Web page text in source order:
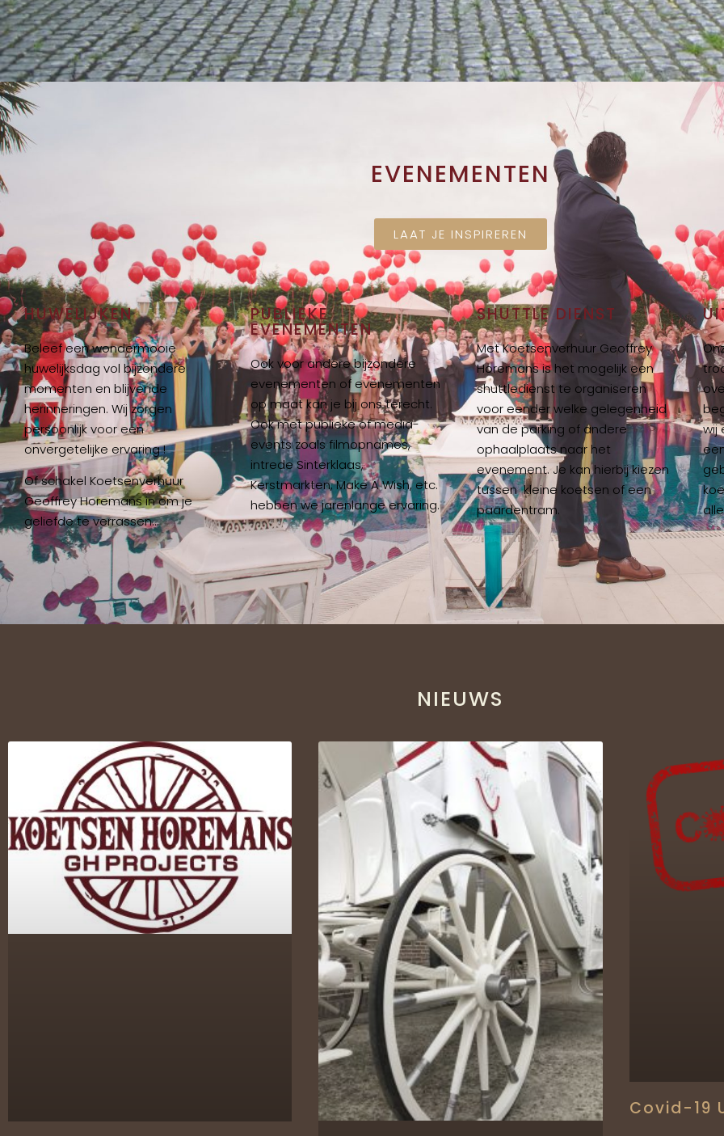
EVENEMENTEN
LAAT JE INSPIREREN
HUWELIJKEN
Beleef een wondermooie
huwelijksdag vol bijzondere
momenten en blijvende
herinneringen. Wij zorgen
persoonlijk voor een
onvergetelijke ervaring !
Of schakel Koetsenverhuur
Geoffrey Horemans in om je
geliefde te verrassen…
PUBLIEKE
EVENEMENTEN
Ook voor andere bijzondere
evenementen of evenementen
op maat kan je bij ons terecht.
Ook met publieke of media-
events zoals filmopnames,
intrede Sinterklaas,
Kerstmarkten, Make A Wish, etc.
hebben we jarenlange ervaring.
SHUTTLE DIENST
Met Koetsenverhuur Geoffrey
Horemans is het mogelijk een
shuttledienst te organiseren
voor eender welke gelegenheid
van de parking of andere
ophaalplaats naar het
evenement. Je kan hierbij kiezen
tussen kleine koetsen of een
paardentram.
wij
NIEUWS
Covid-19